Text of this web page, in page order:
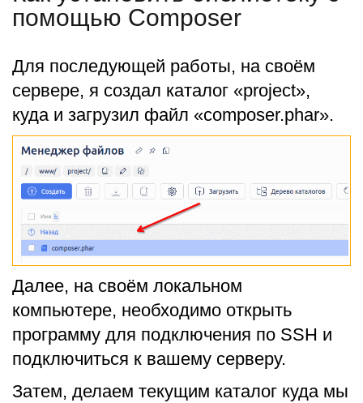
помощью Composer
Для последующей работы, на своём
сервере, я создал каталог «project»,
куда и загрузил файл «composer.phar».
Далее, на своём локальном
компьютере, необходимо открыть
программу для подключения по SSH и
подключиться к вашему серверу.
Затем, делаем текущим каталог куда мы